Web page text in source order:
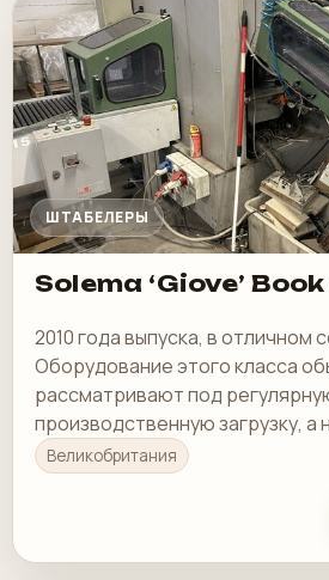
ШТАБЕЛЕРЫ
Solema ‘Giove’
2010 года выпуска, в отличном
Оборудование этого класса
рассматривают под
производственную загрузку, а
покупку в склад.
Великобритания